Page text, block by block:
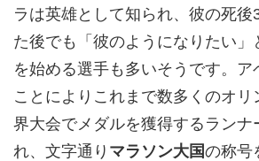
ラは英雄として知られ、彼の死後
た後でも「彼のようになりたい」
を始める選手も多いそうです。ア
ことによりこれまで数多くのオ
界大会でメダルを獲得するランナ
れ、文字通り マラソン大国の称号